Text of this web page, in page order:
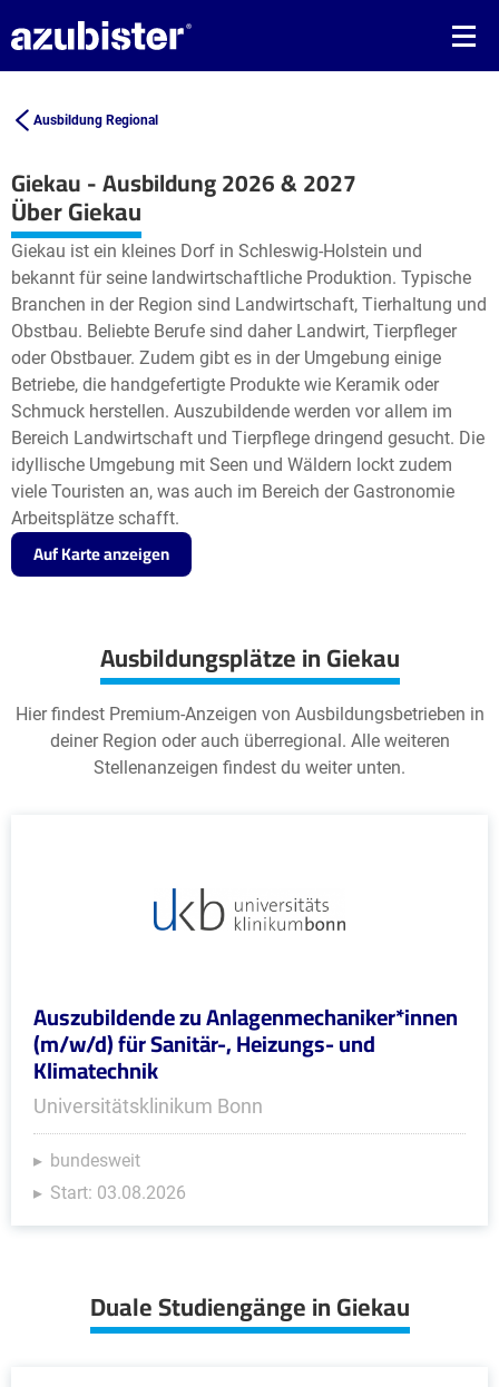
Ausbildung Regional
Giekau - Ausbildung 2026 & 2027
+
−
Leaflet | ©OpenStreetMap2
Über Giekau
Giekau ist ein kleines Dorf in Schleswig-Holstein und
bekannt für seine landwirtschaftliche Produktion. Typische
Branchen in der Region sind Landwirtschaft, Tierhaltung und
Obstbau. Beliebte Berufe sind daher Landwirt, Tierpfleger
oder Obstbauer. Zudem gibt es in der Umgebung einige
Betriebe, die handgefertigte Produkte wie Keramik oder
Schmuck herstellen. Auszubildende werden vor allem im
Bereich Landwirtschaft und Tierpflege dringend gesucht. Die
idyllische Umgebung mit Seen und Wäldern lockt zudem
viele Touristen an, was auch im Bereich der Gastronomie
Arbeitsplätze schafft.
Auf Karte anzeigen
Ausbildungsplätze in Giekau
Hier findest Premium-Anzeigen von Ausbildungsbetrieben in
deiner Region oder auch überregional. Alle weiteren
Stellenanzeigen findest du weiter unten.
Auszubildende zu Anlagenmechaniker*innen
(m/w/d) für Sanitär-, Heizungs- und
Klimatechnik
Universitätsklinikum Bonn
bundesweit
Start: 03.08.2026
Duale Studiengänge in Giekau